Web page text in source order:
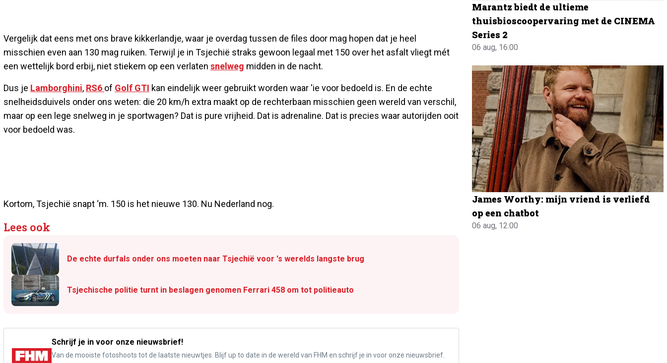
Vergelijk dat eens met ons brave kikkerlandje, waar je overdag tussen de files door mag hopen dat je heel
misschien even aan 130 mag ruiken. Terwijl je in Tsjechië straks gewoon legaal met 150 over het asfalt vliegt mét
een wettelijk bord erbij, niet stiekem op een verlaten snelweg midden in de nacht.
Dus je Lamborghini, RS6 of Golf GTI kan eindelijk weer gebruikt worden waar 'ie voor bedoeld is. En de echte
snelheidsduivels onder ons weten: die 20 km/h extra maakt op de rechterbaan misschien geen wereld van verschil,
maar op een lege snelweg in je sportwagen? Dat is pure vrijheid. Dat is adrenaline. Dat is precies waar autorijden ooit
voor bedoeld was.
Kortom, Tsjechië snapt ‘m. 150 is het nieuwe 130. Nu Nederland nog.
Lees ook
De echte durfals onder ons moeten naar Tsjechië voor 's werelds langste brug
Tsjechische politie turnt in beslagen genomen Ferrari 458 om tot politieauto
Schrijf je in voor onze nieuwsbrief!
Van de mooiste fotoshoots tot de laatste nieuwtjes. Blijf up to date in de wereld van FHM en schrijf je in voor onze nieuwsbrief.
Marantz biedt de ultieme
thuisbioscoopervaring met de CINEMA
Series 2
06 aug, 16:00
James Worthy: mijn vriend is verliefd
op een chatbot
06 aug, 12:00